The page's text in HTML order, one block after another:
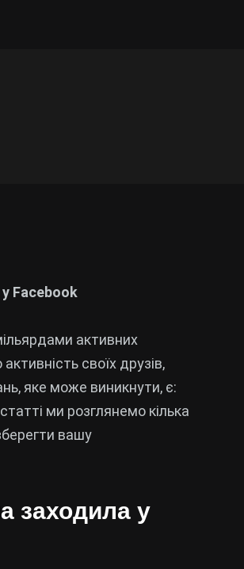
Facebook
активних
своїх друзів,
яке може виникнути, є:
ми розглянемо кілька
вашу
заходила у